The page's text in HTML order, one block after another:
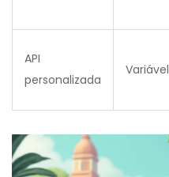
API
personalizada
Variável